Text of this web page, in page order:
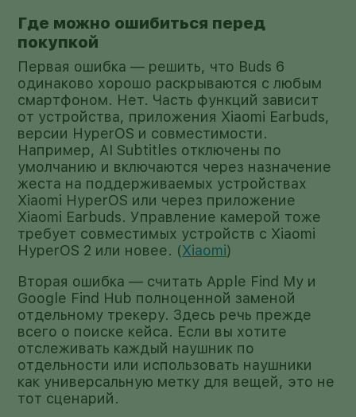
Где можно ошибиться перед
покупкой
Первая ошибка — решить, что Buds 6
одинаково хорошо раскрываются с любым
смартфоном. Нет. Часть функций зависит
от устройства, приложения Xiaomi Earbuds,
версии HyperOS и совместимости.
Например, AI Subtitles отключены по
умолчанию и включаются через назначение
жеста на поддерживаемых устройствах
Xiaomi HyperOS или через приложение
Xiaomi Earbuds. Управление камерой тоже
требует совместимых устройств с Xiaomi
HyperOS 2 или новее. (Xiaomi)
Вторая ошибка — считать Apple Find My и
Google Find Hub полноценной заменой
отдельному трекеру. Здесь речь прежде
всего о поиске кейса. Если вы хотите
отслеживать каждый наушник по
отдельности или использовать наушники
как универсальную метку для вещей, это не
тот сценарий.